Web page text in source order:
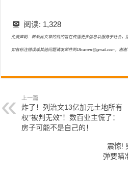
阅读: 1,328
免责声明：转载此文章的目的旨在传播更多信息以服务于社会，
如有标注错误或其他问题请发邮件到18cacom@gmail.com，谢谢
上一篇
炸了！列治文13亿加元土地所有
权“被判无效”！数百业主慌了：
房子可能不是自己的！
震惊!
弹要瞄